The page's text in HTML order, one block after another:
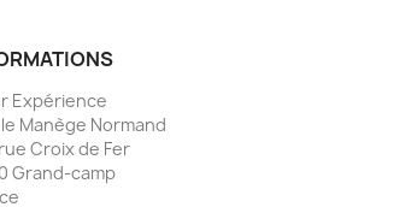
Expérience
Manège Normand
Croix de Fer
Grand-camp